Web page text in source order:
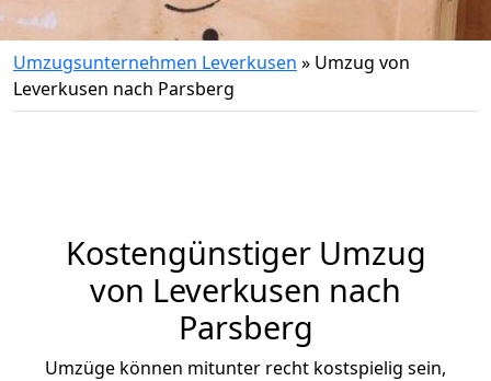
Umzugsunternehmen Leverkusen » Umzug von
Leverkusen nach Parsberg
Kostengünstiger Umzug
von Leverkusen nach
Parsberg
Umzüge können mitunter recht kostspielig sein,